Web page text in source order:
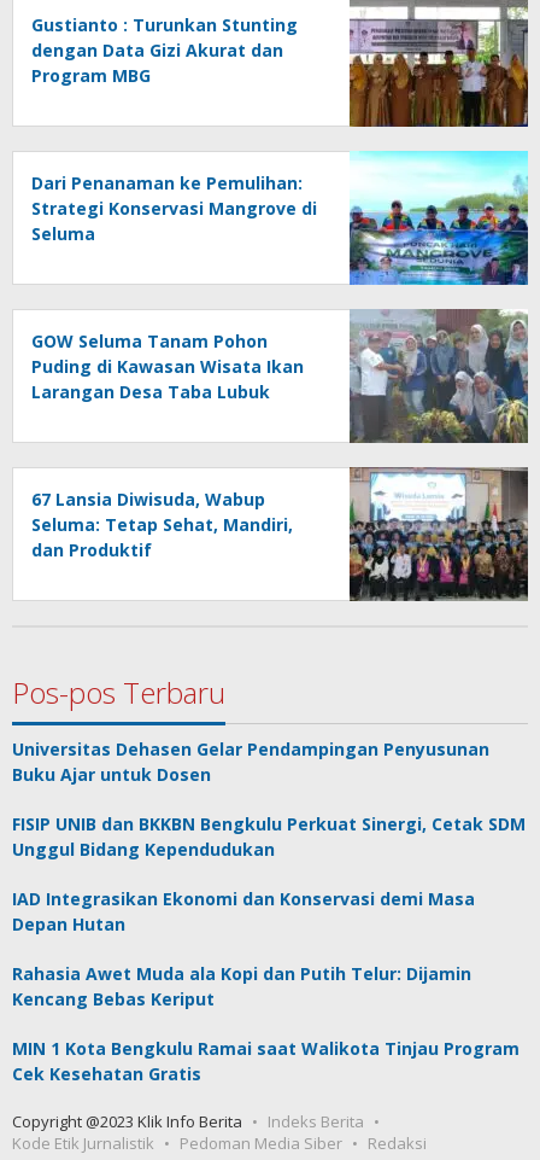
Gustianto : Turunkan Stunting
dengan Data Gizi Akurat dan
Program MBG
Dari Penanaman ke Pemulihan:
Strategi Konservasi Mangrove di
Seluma
GOW Seluma Tanam Pohon
Puding di Kawasan Wisata Ikan
Larangan Desa Taba Lubuk
67 Lansia Diwisuda, Wabup
Seluma: Tetap Sehat, Mandiri,
dan Produktif
Pos-pos Terbaru
Universitas Dehasen Gelar Pendampingan Penyusunan
Buku Ajar untuk Dosen
FISIP UNIB dan BKKBN Bengkulu Perkuat Sinergi, Cetak SDM
Unggul Bidang Kependudukan
IAD Integrasikan Ekonomi dan Konservasi demi Masa
Depan Hutan
Rahasia Awet Muda ala Kopi dan Putih Telur: Dijamin
Kencang Bebas Keriput
MIN 1 Kota Bengkulu Ramai saat Walikota Tinjau Program
Cek Kesehatan Gratis
Copyright @2023 Klik Info Berita
Indeks Berita
Kode Etik Jurnalistik
Pedoman Media Siber Redaksi